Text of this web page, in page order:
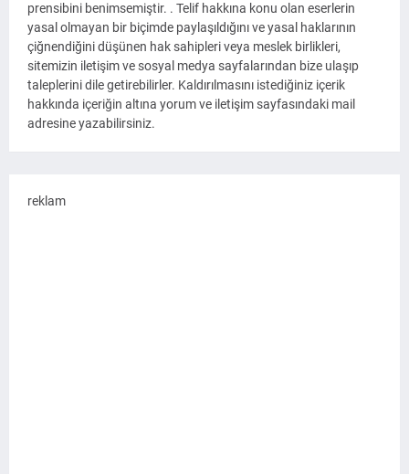
prensibini benimsemiştir. . Telif hakkına konu olan eserlerin
yasal olmayan bir biçimde paylaşıldığını ve yasal haklarının
çiğnendiğini düşünen hak sahipleri veya meslek birlikleri,
sitemizin iletişim ve sosyal medya sayfalarından bize ulaşıp
taleplerini dile getirebilirler. Kaldırılmasını istediğiniz içerik
hakkında içeriğin altına yorum ve iletişim sayfasındaki mail
adresine yazabilirsiniz.
reklam